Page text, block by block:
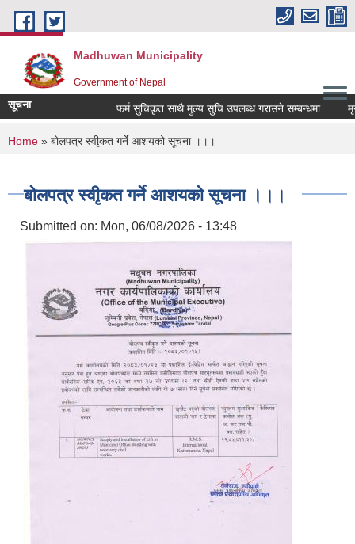
Skip to main content
Madhuwan Municipality
Government of Nepal
सूचना फर्म सुचिकृत साथै मुल्य सुचि उपलब्ध गराउने सम्बन्धमा
You are here
Home » बोलपत्र स्वीृकत गर्ने आशयको सूचना ।।।
बोलपत्र स्वीृकत गर्ने आशयको सूचना ।।।
Submitted on: Mon, 06/08/2026 - 13:48